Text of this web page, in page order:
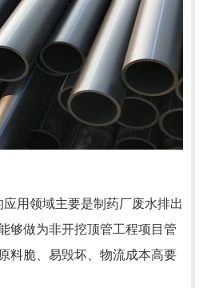
用领域主要是制药厂废水排出
够做为非开挖顶管工程项目管
料脆、易毁坏、物流成本高要